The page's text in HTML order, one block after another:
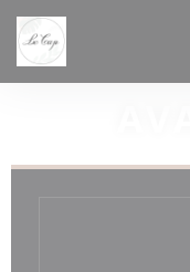
Painel de